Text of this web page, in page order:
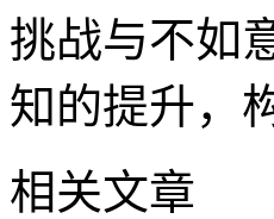
挑战与不如
知的提升，
相关文章